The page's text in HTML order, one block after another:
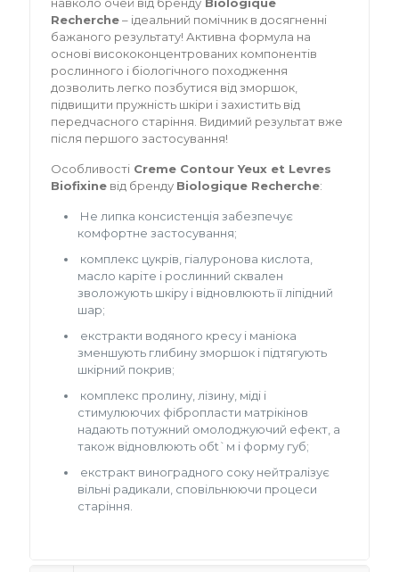
Recherche– ідеальний помічник в досягненні
бажаного результату! Активна формула на
основі висококонцентрованих компонентів
рослинного і біологічного походження
дозволить легко позбутися від зморшок,
підвищити пружність шкіри і захистить від
передчасного старіння. Видимий результат вже
після першого застосування!
Особливості Creme Contour Yeux et Levres
Biofixine від бренду Biologique Recherche:
Не липка консистенція забезпечує
комфортне застосування;
комплекс цукрів, гіалуронова кислота,
масло каріте і рослинний сквален
зволожують шкіру і відновлюють її ліпідний
шар;
екстракти водяного кресу і маніока
зменшують глибину зморшок і підтягують
шкірний покрив;
комплекс пролину, лізину, міді і
стимулюючих фібропласти матрікінов
надають потужний омолоджуючий ефект, а
також відновлюють обt`м і форму губ;
екстракт виноградного соку нейтралізує
вільні радикали, сповільнюючи процеси
старіння.